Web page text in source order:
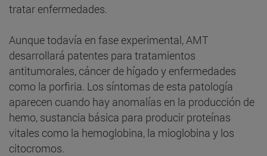
tratar enfermedades.
Aunque todavía en fase experimental, AMT
desarrollará patentes para tratamientos
antitumorales, cáncer de hígado y enfermedades
como la porfiria. Los síntomas de esta patología
aparecen cuando hay anomalías en la producción de
hemo, sustancia básica para producir proteínas
vitales como la hemoglobina, la mioglobina y los
citocromos.